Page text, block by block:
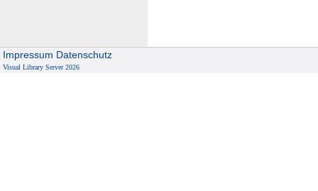
Impressum Datenschutz
Visual Library Server 2026